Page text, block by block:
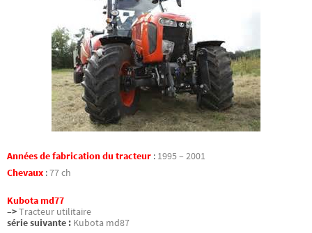
Années de fabrication du tracteur : 1995 – 2001
Chevaux :77 ch
Kubota md77
–>Tracteur utilitaire
série suivante : Kubota md87